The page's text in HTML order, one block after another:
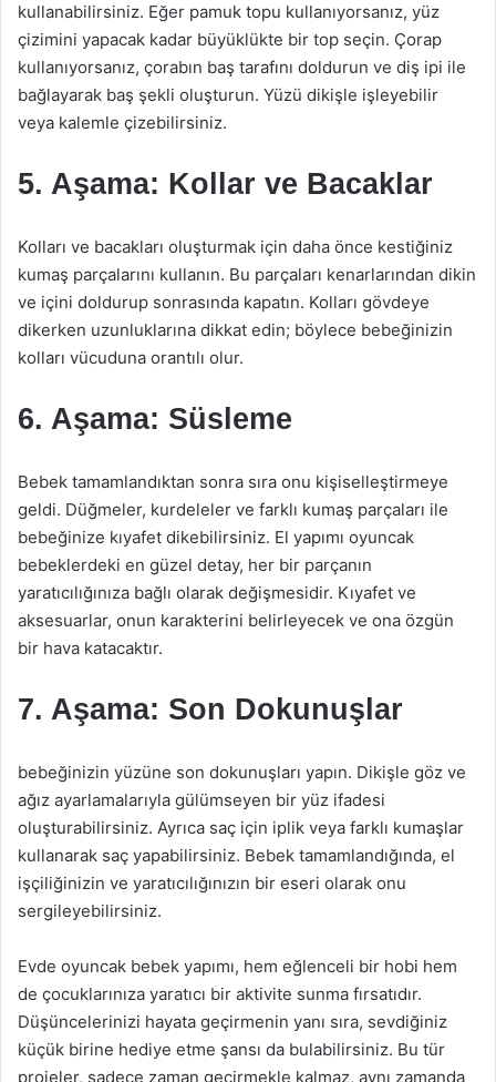
kullanabilirsiniz. Eğer pamuk topu kullanıyorsanız, yüz
çizimini yapacak kadar büyüklükte bir top seçin. Çorap
kullanıyorsanız, çorabın baş tarafını doldurun ve diş ipi ile
bağlayarak baş şekli oluşturun. Yüzü dikişle işleyebilir
veya kalemle çizebilirsiniz.
5. Aşama: Kollar ve Bacaklar
Kolları ve bacakları oluşturmak için daha önce kestiğiniz
kumaş parçalarını kullanın. Bu parçaları kenarlarından dikin
ve içini doldurup sonrasında kapatın. Kolları gövdeye
dikerken uzunluklarına dikkat edin; böylece bebeğinizin
kolları vücuduna orantılı olur.
6. Aşama: Süsleme
Bebek tamamlandıktan sonra sıra onu kişiselleştirmeye
geldi. Düğmeler, kurdeleler ve farklı kumaş parçaları ile
bebeğinize kıyafet dikebilirsiniz. El yapımı oyuncak
bebeklerdeki en güzel detay, her bir parçanın
yaratıcılığınıza bağlı olarak değişmesidir. Kıyafet ve
aksesuarlar, onun karakterini belirleyecek ve ona özgün
bir hava katacaktır.
7. Aşama: Son Dokunuşlar
bebeğinizin yüzüne son dokunuşları yapın. Dikişle göz ve
ağız ayarlamalarıyla gülümseyen bir yüz ifadesi
oluşturabilirsiniz. Ayrıca saç için iplik veya farklı kumaşlar
kullanarak saç yapabilirsiniz. Bebek tamamlandığında, el
işçiliğinizin ve yaratıcılığınızın bir eseri olarak onu
sergileyebilirsiniz.
Evde oyuncak bebek yapımı, hem eğlenceli bir hobi hem
de çocuklarınıza yaratıcı bir aktivite sunma fırsatıdır.
Düşüncelerinizi hayata geçirmenin yanı sıra, sevdiğiniz
küçük birine hediye etme şansı da bulabilirsiniz. Bu tür
projeler, sadece zaman geçirmekle kalmaz, aynı zamanda